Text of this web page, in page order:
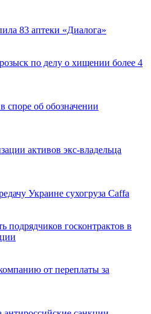
83 аптеки «Диалога»
по делу о хищении более 4
споре об обозначении
активов экс-владельца
Украине сухогруза Caffa
подрядчиков госконтрактов в
от переплаты за